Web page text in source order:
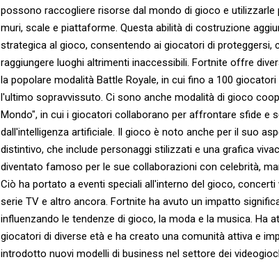
possono raccogliere risorse dal mondo di gioco e
muri, scale e piattaforme. Questa abilità di costruzione
strategica al gioco, consentendo ai giocatori di proteggersi,
raggiungere luoghi altrimenti inaccessibili. Fortnite offre
la popolare modalità Battle Royale, in cui fino a 100
l'ultimo sopravvissuto. Ci sono anche modalità di gioco
Mondo", in cui i giocatori collaborano per affrontare sfide e
dall'intelligenza artificiale. Il gioco è noto anche per il suo
distintivo, che include personaggi stilizzati e una grafica
diventato famoso per le sue collaborazioni con celebrità,
Ciò ha portato a eventi speciali all'interno del gioco,
serie TV e altro ancora. Fortnite ha avuto un impatto
influenzando le tendenze di gioco, la moda e la musica. Ha
giocatori di diverse età e ha creato una comunità attiva e
introdotto nuovi modelli di business nel settore dei